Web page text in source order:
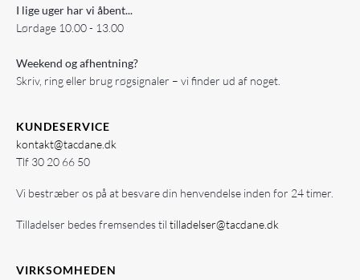
I lige uger har vi åbent...
Lørdage 10.00 - 13.00
Weekend og afhentning?
Skriv, ring eller brug røgsignaler – vi finder ud af noget.
KUNDESERVICE
kontakt@tacdane.dk
Tlf 30 20 66 50
Vi bestræber os på at besvare din henvendelse inden for 24 timer.
Tilladelser bedes fremsendes til tilladelser@tacdane.dk
VIRKSOMHEDEN